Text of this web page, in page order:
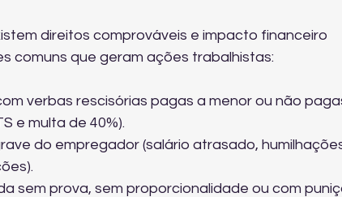
direitos comprováveis e impacto financeiro
comuns que geram ações trabalhistas:
verbas rescisórias pagas a menor ou não
e multa de 40%).
do empregador (salário atrasado,
sem prova, sem proporcionalidade ou com